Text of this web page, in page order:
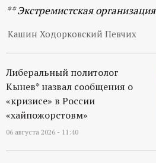
т
а
л
** Экстремистская организация
Кашин Ходорковский Певчих
Либеральный политолог
Кынев* назвал сообщения о
«кризисе» в России
«хайпожорстовм»
06 августа 2026 - 11:40